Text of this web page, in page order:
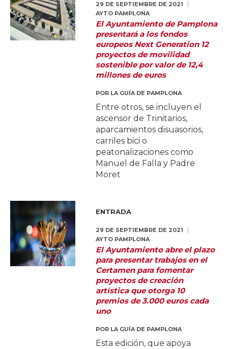
29 DE SEPTIEMBRE DE 2021
AYTO PAMPLONA
El Ayuntamiento de Pamplona
presentará a los fondos
europeos Next Generation 12
proyectos de movilidad
sostenible por valor de 12,4
millones de euros
POR LA GUÍA DE PAMPLONA
Entre otros, se incluyen el
ascensor de Trinitarios,
aparcamientos disuasorios,
carriles bici o
peatonalizaciones como
Manuel de Falla y Padre
Moret
ENTRADA
29 DE SEPTIEMBRE DE 2021
AYTO PAMPLONA
El Ayuntamiento abre el plazo
para presentar trabajos en el
Certamen para fomentar
proyectos de creación
artística que otorga 10
premios de 3.000 euros cada
uno
POR LA GUÍA DE PAMPLONA
Esta edición, que apoya